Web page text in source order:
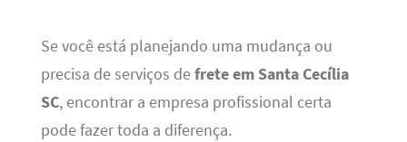
Se você está planejando uma mudança ou
precisa de serviços defrete em Santa Cecília
SC, encontrar a empresa profissional certa
pode fazer toda a diferença.